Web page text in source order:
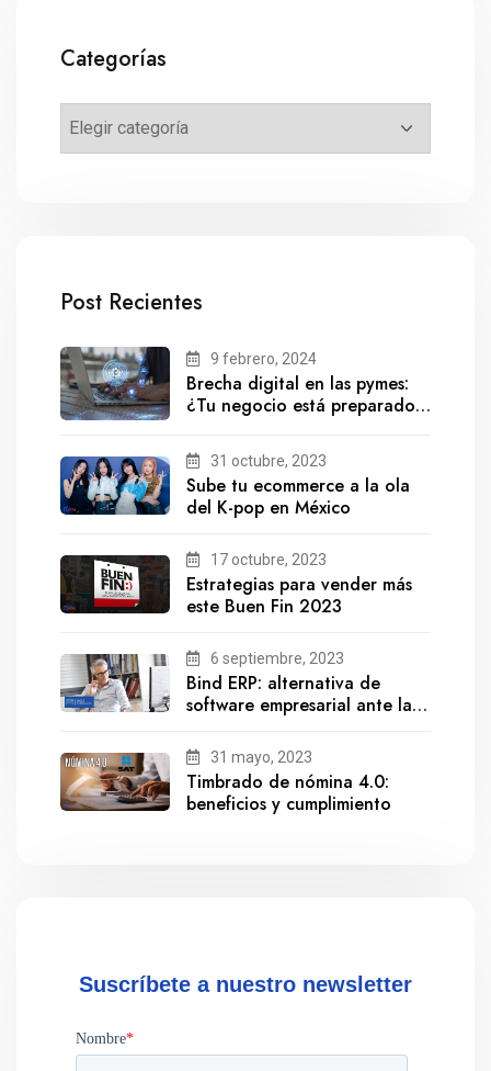
Categorías
Post Recientes
9 febrero, 2024
Brecha digital en las pymes:
¿Tu negocio está preparado
31 octubre, 2023
Sube tu ecommerce a la ola
del K-pop en México
17 octubre, 2023
Estrategias para vender más
este Buen Fin 2023
6 septiembre, 2023
Bind ERP: alternativa de
software empresarial ante la
31 mayo, 2023
Timbrado de nómina 4.0:
beneficios y cumplimiento
Suscríbete a nuestro newsletter